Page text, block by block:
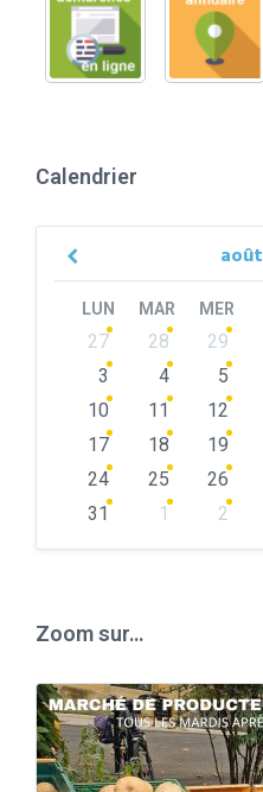
Calendrier
août
Previous
LUN MAR MER
Skip
calendar
27 28 29
3
4 5
10
11 12
17
18 19
24
25 26
31
1 2
Zoom sur…